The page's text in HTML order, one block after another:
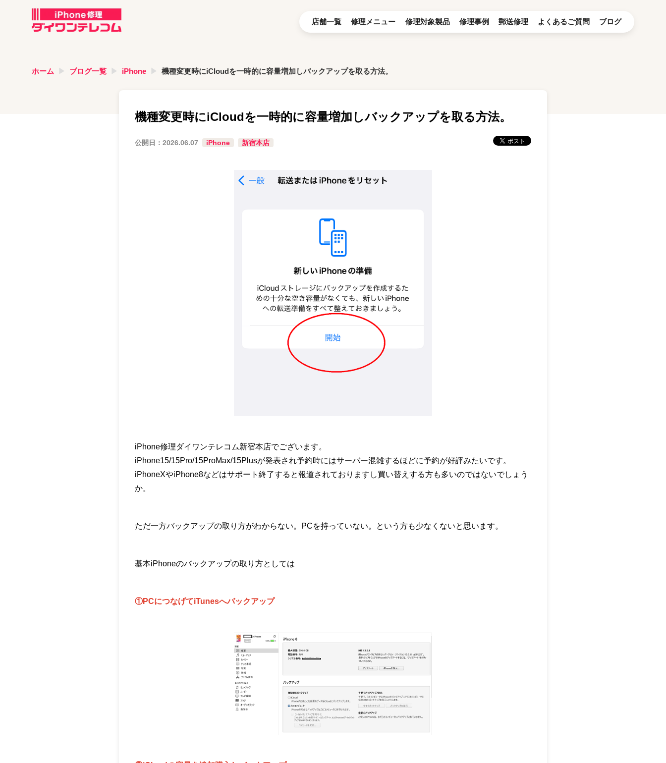
店舗一覧 修理メニュー 修理対象製品 修理事例 郵送修理 よくあるご質問 ブログ
ホーム ブログ一覧 iPhone 機種変更時にiCloudを一時的に容量増加しバックアップを取る方法。
機種変更時にiCloudを一時的に容量増加しバックアップを取る方法。
公開日： 2026.06.07 iPhone 新宿本店
iPhone修理ダイワンテレコム新宿本店でございます。
iPhone15/15Pro/15ProMax/15Plusが発表され予約時にはサーバー混雑するほどに予約が好評みたいです。
iPhoneXやiPhone8などはサポート終了すると報道されておりますし買い替えする方も多いのではないでしょう
か。
ただ一方バックアップの取り方がわからない。PCを持っていない。という方も少なくないと思います。
基本iPhoneのバックアップの取り方としては
①PCにつなげてiTunesへバックアップ